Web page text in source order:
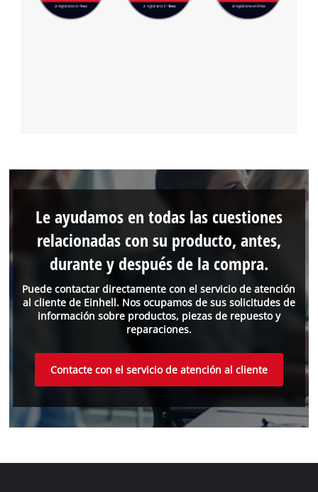
Puede contactar directamente con el servicio de atención
al cliente de Einhell. Nos ocupamos de sus solicitudes de
información sobre productos, piezas de repuesto y
reparaciones.
Le ayudamos en todas las cuestiones
relacionadas con su producto, antes,
durante y después de la compra.
Contacte con el servicio de atención al cliente